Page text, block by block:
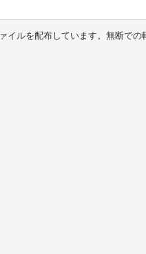
イルを配布しています。無断での